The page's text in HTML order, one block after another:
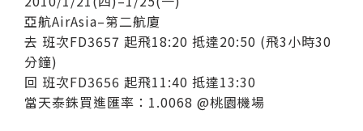
亞航AirAsia–第二航廈
去 班次FD3657 起飛18:20 抵達20:50 (飛3小時30
分鐘)
回 班次FD3656 起飛11:40 抵達13:30
當天泰銖買進匯率：1.0068 @桃園機場